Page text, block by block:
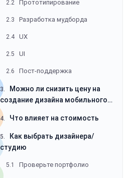
создание дизайна мобильного
Что влияет на стоимость
5.
студию
5.1 Проверьте портфолио
5.2 Проверьте отзывы и
страницы в социальных сетях
5.3 Проведите собеседование